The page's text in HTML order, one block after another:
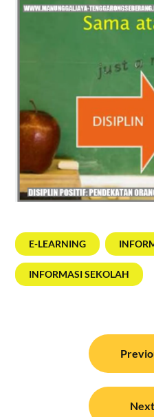
E-LEARNING
INFORMASI SEKOLAH
navigation